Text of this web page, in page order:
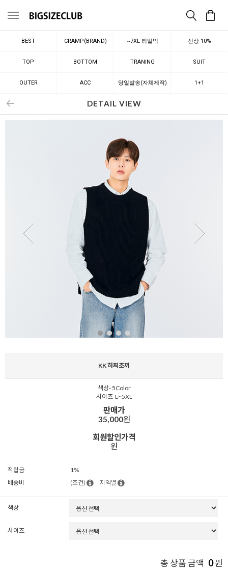
메뉴
BEST CRAMP(BRAND) ~7XL 리얼빅 신상 10%
TOP BOTTOM TRANING SUIT
OUTER ACC 당일발송(자체제작) 1+1
DETAIL VIEW
KK 하찌조끼
색상- 5Color
사이즈-L~5XL
판매가
35,000원
회원할인가격
원
적립금
1%
배송비
(조건) 지역별
색상
사이즈
총 상품 금액 0원